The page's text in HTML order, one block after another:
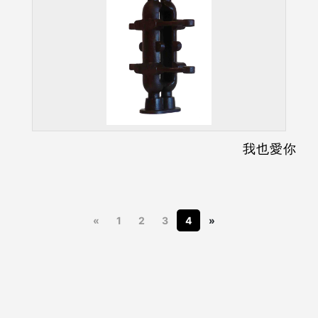
我也愛你
« 1 2 3 4 »